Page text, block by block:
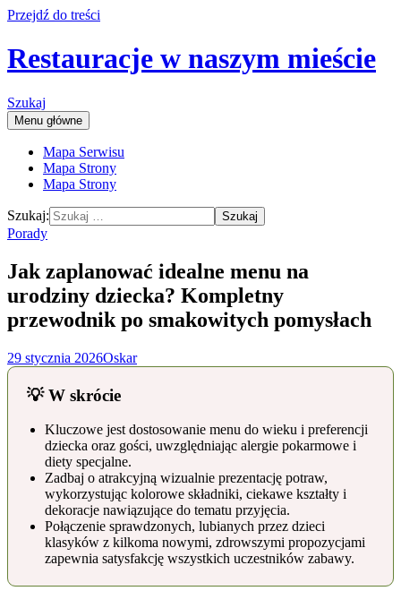
Przejdź do treści
Restauracje w naszym mieście
Szukaj
Menu główne
Mapa Serwisu
Mapa Strony
Mapa Strony
Szukaj:
Porady
Jak zaplanować idealne menu na
urodziny dziecka? Kompletny
przewodnik po smakowitych pomysłach
29 stycznia 2026Oskar
💡 W skrócie
Kluczowe jest dostosowanie menu do wieku i preferencji
dziecka oraz gości, uwzględniając alergie pokarmowe i
diety specjalne.
Zadbaj o atrakcyjną wizualnie prezentację potraw,
wykorzystując kolorowe składniki, ciekawe kształty i
dekoracje nawiązujące do tematu przyjęcia.
Połączenie sprawdzonych, lubianych przez dzieci
klasyków z kilkoma nowymi, zdrowszymi propozycjami
zapewnia satysfakcję wszystkich uczestników zabawy.